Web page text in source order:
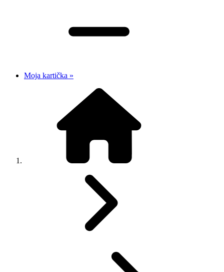
Moja kartička »